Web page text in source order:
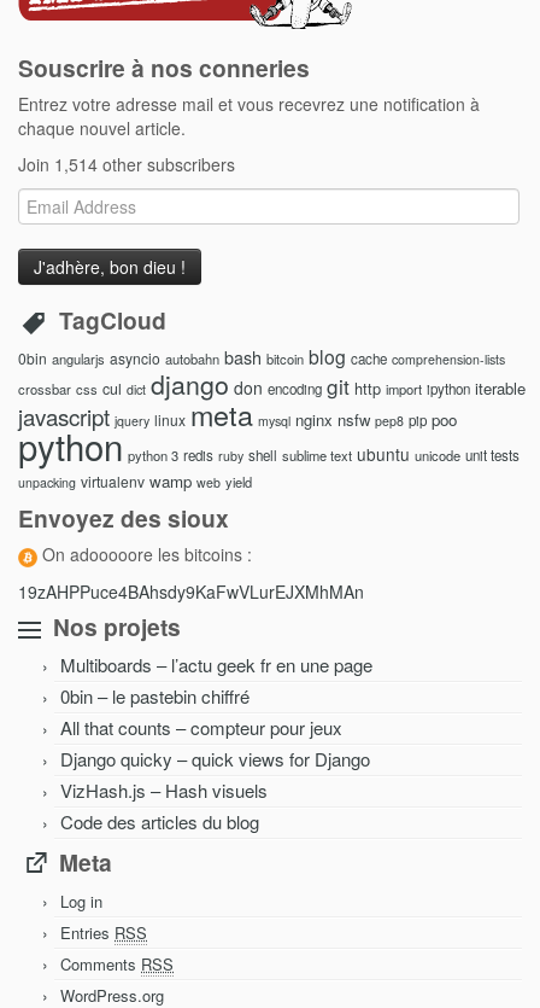
Souscrire à nos conneries
Entrez votre adresse mail et vous recevrez une notification à
chaque nouvel article.
Join 1,514 other subscribers
Email
Address
TagCloud
0bin angularjs asyncio autobahn bash bitcoin blog cache comprehension-lists
crossbar css cul dict django don encoding git http import ipython iterable
javascript jquery linux meta mysql nginx nsfw pep8 pip poo
python python 3 redis ruby shell sublime text ubuntu unicode unit tests
unpacking virtualenv wamp web yield
Envoyez des sioux
On adooooore les bitcoins :
19zAHPPuce4BAhsdy9KaFwVLurEJXMhMAn
Nos projets
Multiboards – l’actu geek fr en une page
0bin – le pastebin chiffré
All that counts – compteur pour jeux
Django quicky – quick views for Django
VizHash.js – Hash visuels
Code des articles du blog
Meta
Log in
Entries RSS
Comments RSS
WordPress.org